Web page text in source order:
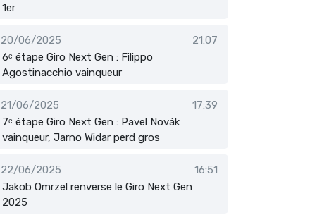
1er
20/06/2025
21:07
6ᵉ étape Giro Next Gen : Filippo
Agostinacchio vainqueur
21/06/2025
17:39
7ᵉ étape Giro Next Gen : Pavel Novák
vainqueur, Jarno Widar perd gros
22/06/2025
16:51
Jakob Omrzel renverse le Giro Next Gen
2025